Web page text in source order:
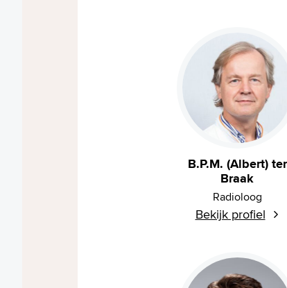
B.P.M. (Albert) ter
Braak
Radioloog
Bekijk profiel